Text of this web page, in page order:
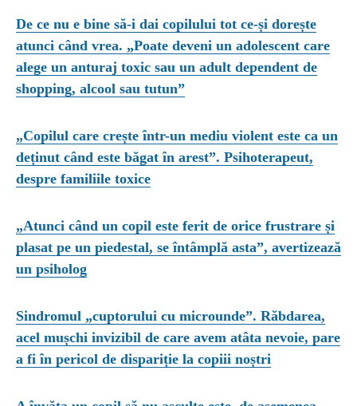
De ce nu e bine să-i dai copilului tot ce-și dorește
atunci când vrea. „Poate deveni un adolescent care
alege un anturaj toxic sau un adult dependent de
shopping, alcool sau tutun”
„Copilul care crește într-un mediu violent este ca un
deținut când este băgat în arest”. Psihoterapeut,
despre familiile toxice
„Atunci când un copil este ferit de orice frustrare și
plasat pe un piedestal, se întâmplă asta”, avertizează
un psiholog
Sindromul „cuptorului cu microunde”. Răbdarea,
acel mușchi invizibil de care avem atâta nevoie, pare
a fi în pericol de dispariție la copiii noștri